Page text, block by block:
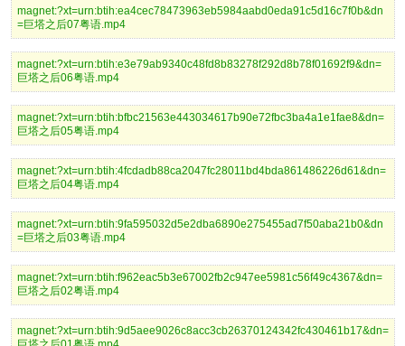
magnet:?xt=urn:btih:ea4cec78473963eb5984aabd0eda91c5d16c7f0b&dn
=巨塔之后07粤语.mp4
magnet:?xt=urn:btih:e3e79ab9340c48fd8b83278f292d8b78f01692f9&dn=
巨塔之后06粤语.mp4
magnet:?xt=urn:btih:bfbc21563e443034617b90e72fbc3ba4a1e1fae8&dn=
巨塔之后05粤语.mp4
magnet:?xt=urn:btih:4fcdadb88ca2047fc28011bd4bda861486226d61&dn=
巨塔之后04粤语.mp4
magnet:?xt=urn:btih:9fa595032d5e2dba6890e275455ad7f50aba21b0&dn
=巨塔之后03粤语.mp4
magnet:?xt=urn:btih:f962eac5b3e67002fb2c947ee5981c56f49c4367&dn=
巨塔之后02粤语.mp4
magnet:?xt=urn:btih:9d5aee9026c8acc3cb26370124342fc430461b17&dn=